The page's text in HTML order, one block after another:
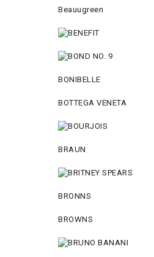
Beauugreen
BONIBELLE
BOTTEGA VENETA
BRAUN
BRONNS
BROWNS